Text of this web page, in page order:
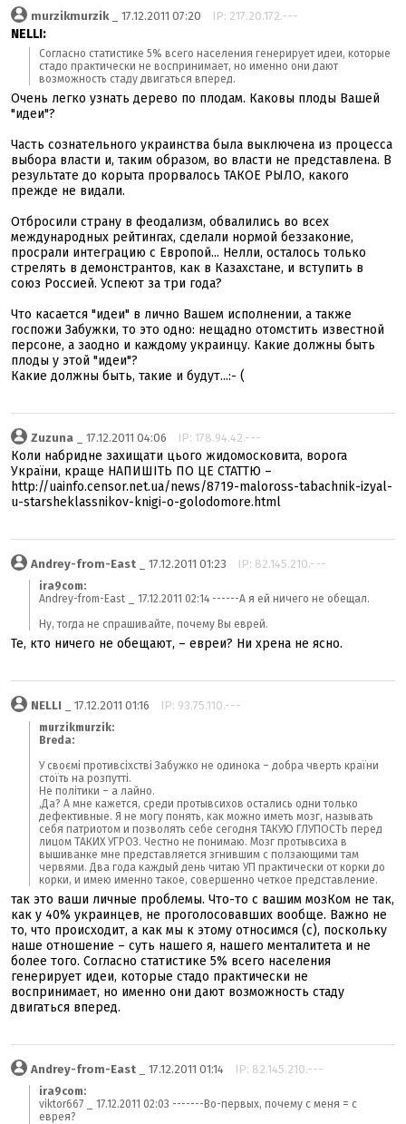
murzikmurzik_ 17.12.2011 07:20 IP: 217.20.172.---
NELLI:
Согласно статистике 5% всего населения генерирует идеи, которые
стадо практически не воспринимает, но именно они дают
возможность стаду двигаться вперед.
Очень легко узнать дерево по плодам. Каковы плоды Вашей
"идеи"?
Часть сознательного украинства была выключена из процесса
выбора власти и, таким образом, во власти не представлена. В
результате до корыта прорвалось ТАКОЕ РЫЛО, какого
прежде не видали.
Отбросили страну в феодализм, обвалились во всех
международных рейтингах, сделали нормой беззаконие,
просрали интеграцию с Европой... Нелли, осталось только
стрелять в демонстрантов, как в Казахстане, и вступить в
союз Россией. Успеют за три года?
Что касается "идеи" в лично Вашем исполнении, а также
госпожи Забужки, то это одно: нещадно отомстить известной
персоне, а заодно и каждому украинцу. Какие должны быть
плоды у этой "идеи"?
Какие должны быть, такие и будут...:- (
Zuzuna _ 17.12.2011 04:06 IP: 178.94.42.---
Коли набридне захищати цього жидомосковита, ворога
України, краще НАПИШІТЬ ПО ЦЕ СТАТТЮ –
http://uainfo.censor.net.ua/news/8719-maloross-tabachnik-izyal-
u-starsheklassnikov-knigi-o-golodomore.html
Andrey-from-East _ 17.12.2011 01:23 IP: 82.145.210.---
ira9com:
Andrey-from-East _ 17.12.2011 02:14 ------А я ей ничего не обещал.
Ну, тогда не спрашивайте, почему Вы еврей.
Те, кто ничего не обещают, – евреи? Ни хрена не ясно.
NELLI _ 17.12.2011 01:16 IP: 93.75.110.---
murzikmurzik:
Breda:
У своємі противсіхстві Забужко не одинока – добра чверть країни
стоїть на розпутті.
Не політики – а лайно.
,Да? А мне кажется, среди протывсихов остались одни только
дефективные. Я не могу понять, как можно иметь мозг, называть
себя патриотом и позволять себе сегодня ТАКУЮ ГЛУПОСТЬ перед
лицом ТАКИХ УГРОЗ. Честно не понимаю. Мозг протывсиха в
вышиванке мне представляется згнившим с ползающими там
червями. Два года каждый день читаю УП практически от корки до
корки, и имею именно такое, совершенно четкое представление.
так это ваши личные проблемы. Что-то с вашим мозКом не так,
как у 40% украинцев, не проголосовавших вообще. Важно не
то, что происходит, а как мы к этому относимся (с), поскольку
наше отношение – суть нашего я, нашего менталитета и не
более того. Согласно статистике 5% всего населения
генерирует идеи, которые стадо практически не
воспринимает, но именно они дают возможность стаду
двигаться вперед.
Andrey-from-East _ 17.12.2011 01:14 IP: 82.145.210.---
ira9com:
viktor667 _ 17.12.2011 02:03 -------Во-первых, почему с меня = с
еврея?